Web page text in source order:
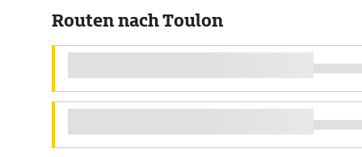
Routen nach Toulon